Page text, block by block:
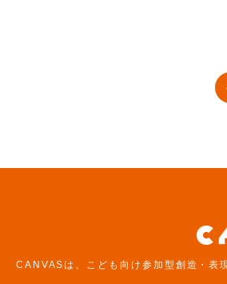
CANVASは、こども向け参加型創造・表